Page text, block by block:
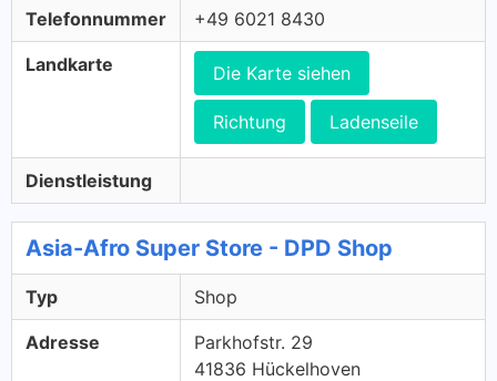
Telefonnummer +49 6021 8430
Landkarte Die Karte siehen
Richtung Ladenseile
Dienstleistung
Asia-Afro Super Store - DPD Shop
Typ Shop
Adresse
Parkhofstr. 29
41836 Hückelhoven